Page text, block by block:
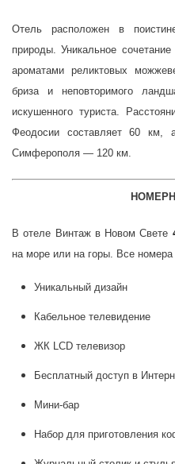
Отель расположен в
природы. Уникальное
ароматами реликтовых
бриза и неповторимого
искушенного туриста.
Феодосии составляет 60 км,
Симферополя — 120 км.
В отеле Винтаж в Новом Свете
на море или на горы. Все
Уникальный дизайн
Кабельное телевидение
ЖК LCD телевизор
Бесплатный доступ в
Мини-бар
Набор для приготовления